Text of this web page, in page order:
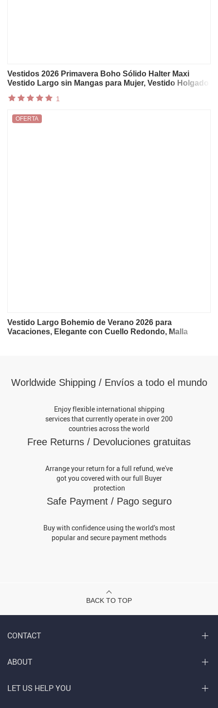
Vestidos 2026 Primavera Boho Sólido Halter Maxi
Vestido Largo sin Mangas para Mujer, Vestido Holgado
1
Vestido Largo Bohemio de Verano 2026 para
Vacaciones, Elegante con Cuello Redondo, Malla
OFERTA
Worldwide Shipping / Envíos a todo el mundo
Enjoy flexible international shipping
services that currently operate in over 200
countries across the world
Free Returns / Devoluciones gratuitas
Arrange your return for a full refund, we've
got you covered with our full Buyer
protection
Safe Payment / Pago seguro
Buy with confidence using the world’s most
popular and secure payment methods
BACK TO TOP
CONTACT
ABOUT
LET US HELP YOU